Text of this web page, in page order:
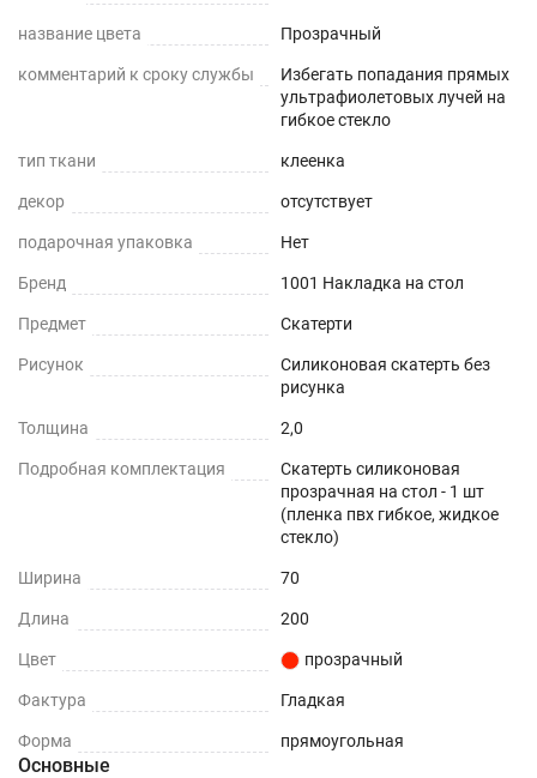
Гипоаллергенно
Не желтеет со временем
Не нужно клеить
Прочность и износостойкость
Защита поверхностей от механических
повреждений – сколы, вмятины, царапины.
Влагостойкость
Защита поверхности вашего стола от воды и
пролитых жидкостей.
ПОДХОДИТ ДЛЯ ЛЮБОГО ИНТЕРЬЕРА
название цвета Прозрачный
комментарий к сроку службы
Избегать попадания прямых
ультрафиолетовых лучей на
гибкое стекло
тип ткани клеенка
декор отсутствует
подарочная упаковка Нет
Бренд 1001 Накладка на стол
Предмет Скатерти
Рисунок
Силиконовая скатерть без
рисунка
Толщина 2,0
Подробная комплектация
Скатерть силиконовая
прозрачная на стол - 1 шт
(пленка пвх гибкое, жидкое
стекло)
Ширина 70
Длина 200
Цвет прозрачный
Фактура Гладкая
Форма прямоугольная
Основные